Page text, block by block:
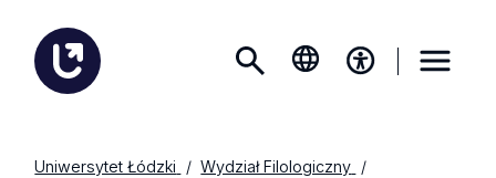
Uniwersytet Łódzki
Wydział Filologiczny